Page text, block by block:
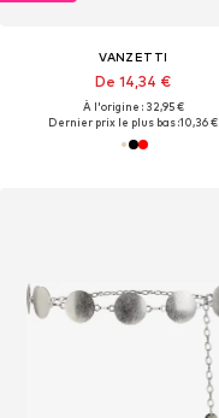
VANZETTI
De 14,34 €
À l'origine : 32,95 €
Dernier prix le plus bas :10,36 €